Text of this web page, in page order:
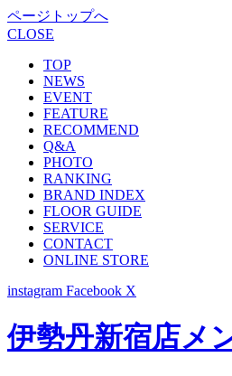
ページトップへ
CLOSE
TOP
NEWS
EVENT
FEATURE
RECOMMEND
Q&A
PHOTO
RANKING
BRAND INDEX
FLOOR GUIDE
SERVICE
CONTACT
ONLINE STORE
instagram Facebook X
伊勢丹新宿店メ